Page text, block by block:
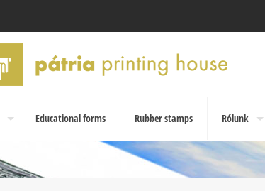
Educational forms Rubber stamps Rólunk